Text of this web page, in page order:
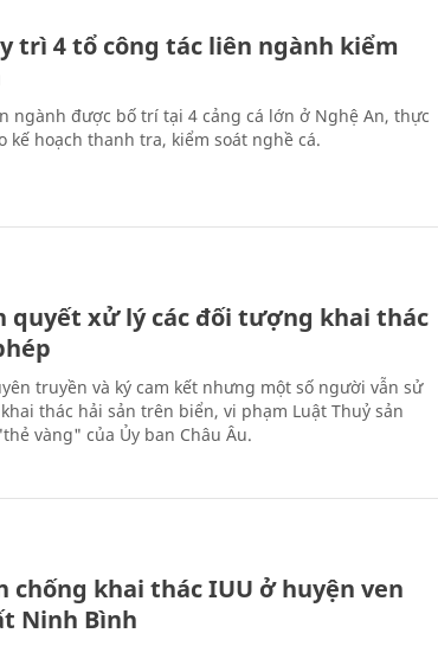
trì 4 tổ công tác liên ngành kiểm
ngành được bố trí tại 4 cảng cá lớn ở Nghệ An, thực
kế hoạch thanh tra, kiểm soát nghề cá.
quyết xử lý các đối tượng khai thác
truyền và ký cam kết nhưng một số người vẫn sử
thác hải sản trên biển, vi phạm Luật Thuỷ sản
vàng" của Ủy ban Châu Âu.
chống khai thác IUU ở huyện ven
Ninh Bình